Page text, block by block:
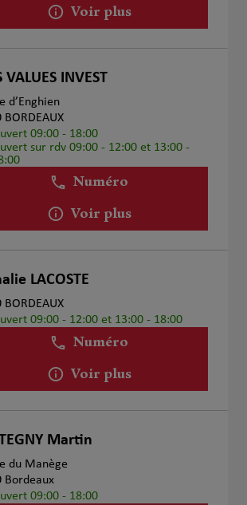
Voir plus
VALUES INVEST
d’Enghien
BORDEAUX
09:00 - 18:00
sur rdv 09:00 - 12:00 et 13:00 -
Numéro
Voir plus
LACOSTE
BORDEAUX
09:00 - 12:00 et 13:00 - 18:00
Numéro
Voir plus
Martin
du Manège
Bordeaux
09:00 - 18:00